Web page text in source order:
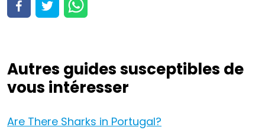
Voir les activités
Autres guides susceptibles de
vous intéresser
Are There Sharks in Portugal?